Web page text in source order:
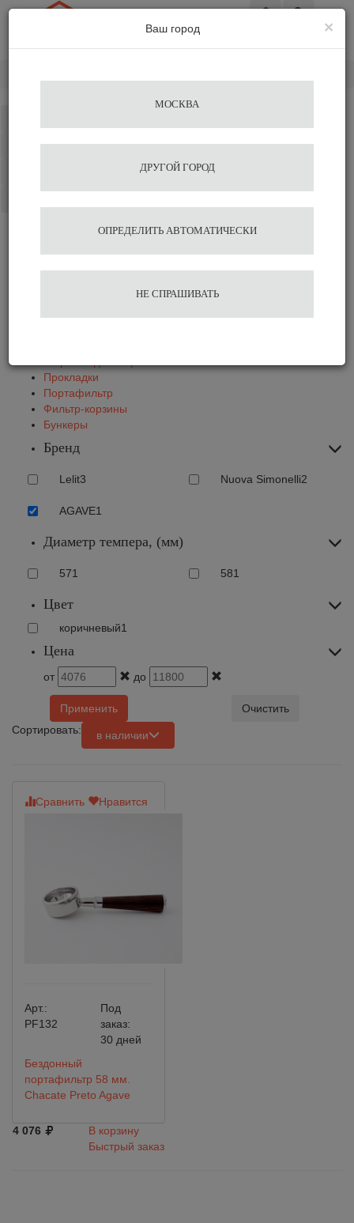
Избранное
Портафильтр AGAVE
Прокладки
Портафильтр
Фильтр-корзины
Бункеры
Бренд
Lelit3 Nuova Simonelli2
AGAVE1
Диаметр темпера, (мм)
571 581
Цвет
коричневый1
Цена
от до
Применить
Очистить
Сортировать:
в наличии
Сравнить Нравится
Арт.:
PF132
Под
заказ:
30 дней
Бездонный
портафильтр 58 мм.
Chacate Preto Agave
4 076
В корзину
Быстрый заказ
×
Ваш город
МОСКВА
ДРУГОЙ ГОРОД
ОПРЕДЕЛИТЬ АВТОМАТИЧЕСКИ
НЕ СПРАШИВАТЬ